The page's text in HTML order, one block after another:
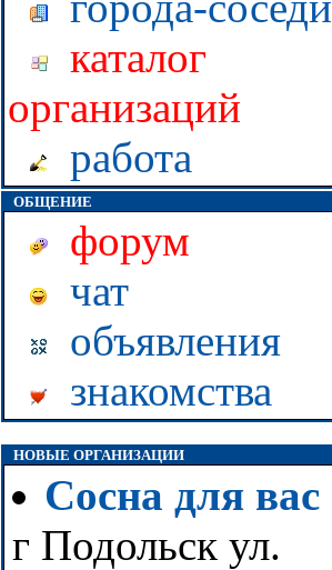
каталог
организаций
работа
ОБЩЕНИЕ
форум
чат
объявления
знакомства
НОВЫЕ ОРГАНИЗАЦИИ
Сосна для вас
г Подольск ул.